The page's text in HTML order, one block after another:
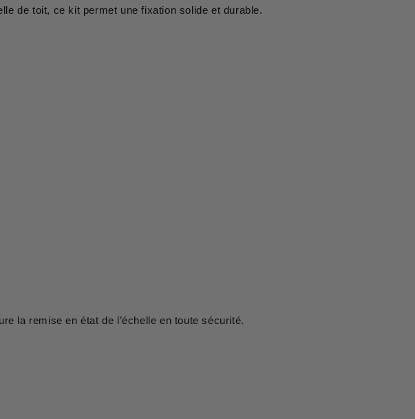
de toit, ce kit permet une fixation solide et durable.
la remise en état de l’échelle en toute sécurité.